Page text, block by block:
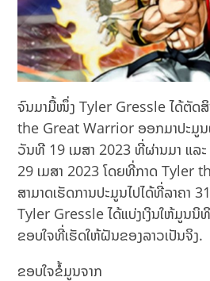
ຈົນມາມື້ໜຶ່ງ Tyler Gressle ໄດ້ຕັດສິ
the Great Warrior ອອກມາປະມູນ
ວັນທີ 19​ ເມສາ 2023 ທີ່ຜ່ານມາ ແລ
29 ເມສາ 2023 ໂດຍທີ່ກາດ Tyler
ສາມາດເຮັດການປະມູນໄປໄດ້ທີ່ລາຄາ
Tyler Gressle ໄດ້ແບ່ງເງິນໃຫ້ມູນ
ຂອບໃຈທີ່ເຮັດໃຫ້ຝັນຂອງລາວເປັນຈິງ.
ຂອບໃຈຂໍ້ມູນຈາກ